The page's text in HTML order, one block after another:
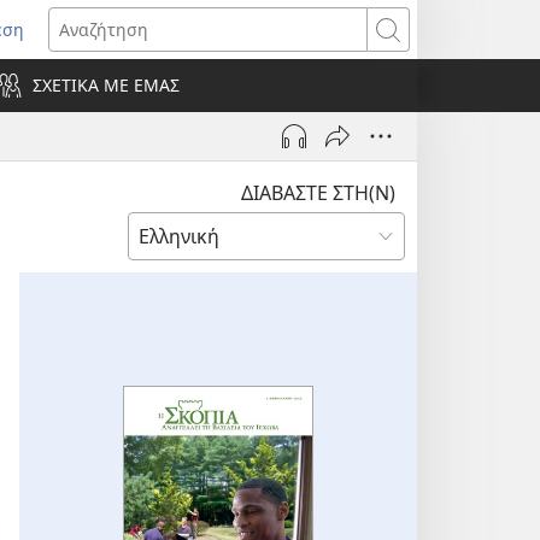
Αναζήτηση
ΣΧΕΤΙΚΑ ΜΕ ΕΜΑΣ
ΔΙΑΒΑΣΤΕ ΣΤΗ(Ν)